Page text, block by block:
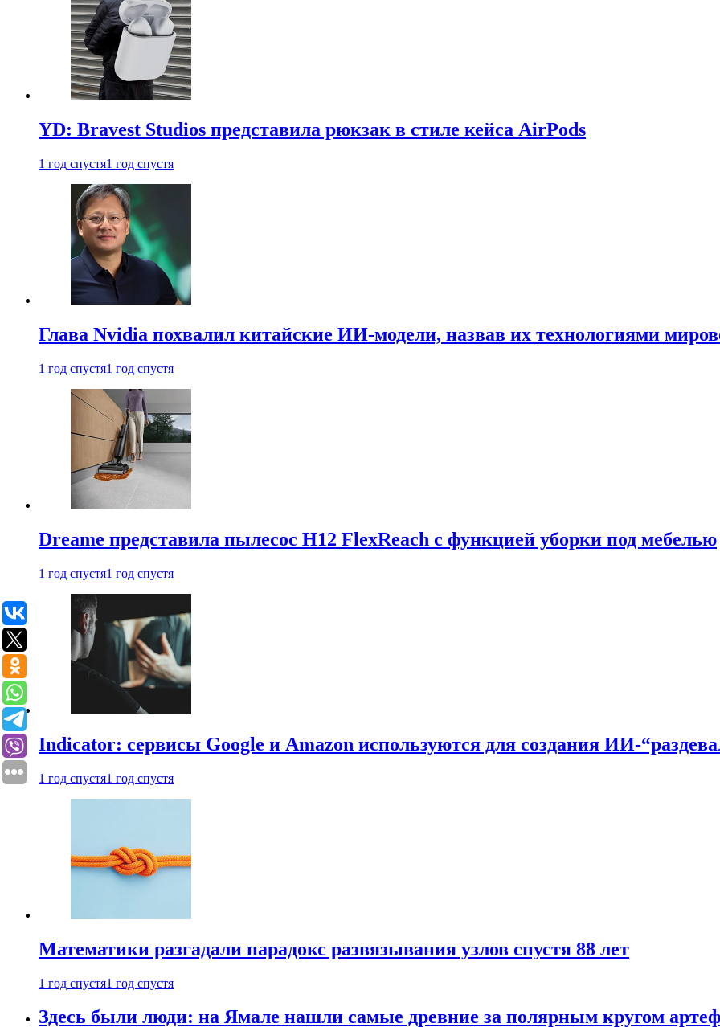
YD: Bravest Studios представила рюкзак в стиле кейса AirPods
1 год спустя1 год спустя
Глава Nvidia похвалил китайские ИИ-модели, назвав их технологиями
1 год спустя1 год спустя
Dreame представила пылесос H12 FlexReach с функцией уборки под мебелью
1 год спустя1 год спустя
Indicator: сервисы Google и Amazon используются для создания ИИ-
1 год спустя1 год спустя
Математики разгадали парадокс развязывания узлов спустя 88 лет
1 год спустя1 год спустя
Здесь были люди: на Ямале нашли самые древние за полярным кругом